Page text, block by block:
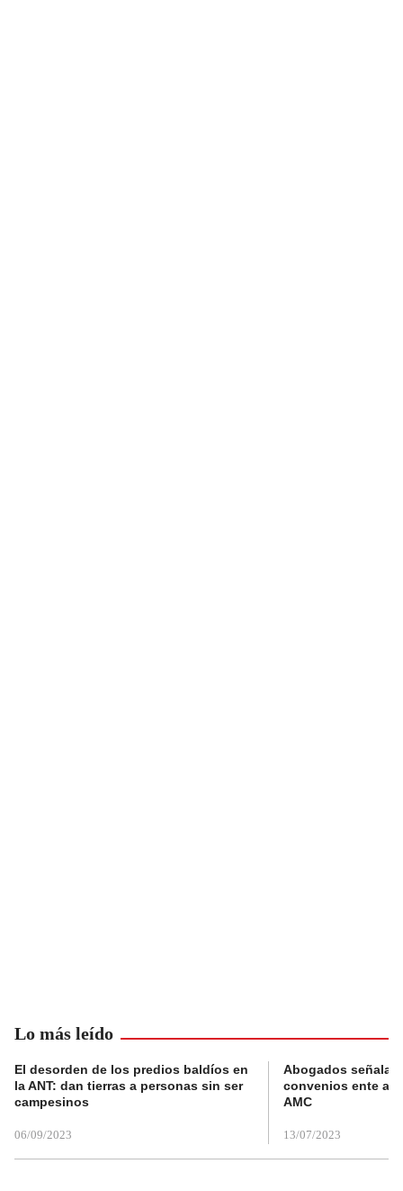
Lo más leído
El desorden de los predios baldíos en
la ANT: dan tierras a personas sin ser
campesinos
06/09/2023
Abogados
convenios ente
AMC
13/07/2023